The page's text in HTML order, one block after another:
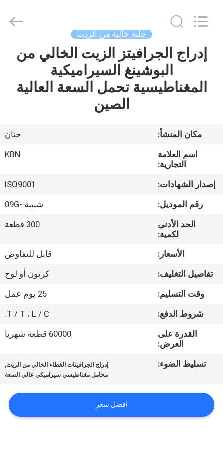
مسكن
منتجات
في
المعمل
مراقبة
الجودة
اتصل
اطلب
اقتباس
الموقع
Reserved.
جلبة خالية من الزيت
إدراج الجرافيتز الزيت الخالي من
البوشينغ السيراميكية
المغناطيسية تحمل السعة العالية
الصين
مكان المنشأ:
حنان
اسم العلامة
التجارية:
KBN
إصدار الشهادات:
ISO9001
رقم الموديل:
شبيبة -09G
الحد الأدنى
لكمية:
300 قطعة
الأسعار:
قابل للتفاوض
تفاصيل التغليف:
كرتون أو لوح
وقت التسليم:
25 يوم عمل
شروط الدفع:
T / T ، L / C.
القدرة على
العرض:
60000 قطعة شهريا
تسليط الضوء: إدراج الجرافيتات الغطاء الخالي من الزيت,
محامل مغناطيسي سيراميكي عالي السعة
افضل سعر